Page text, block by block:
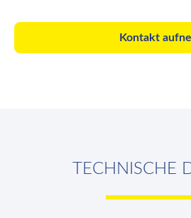
Kontakt
TECHNISCHE